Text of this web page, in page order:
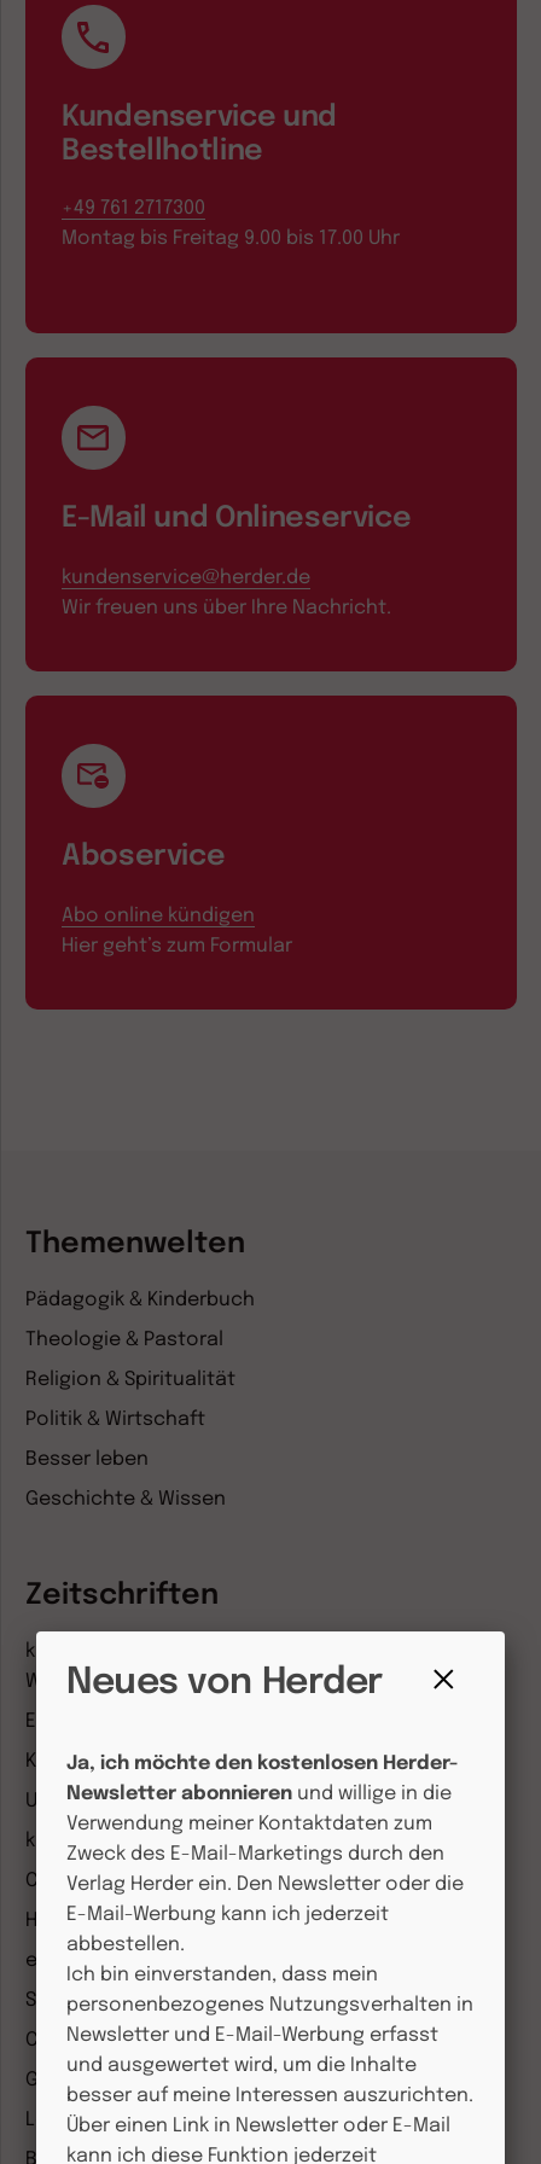
Kundenservice und
Bestellhotline
+49 761 2717300
Montag bis Freitag 9.00 bis 17.00 Uhr
E-Mail und Onlineservice
kundenservice@herder.de
Wir freuen uns über Ihre Nachricht.
Aboservice
Abo online kündigen
Hier geht’s zum Formular
Themenwelten
Pädagogik & Kinderbuch
Theologie & Pastoral
Religion & Spiritualität
Politik & Wirtschaft
Besser leben
Geschichte & Wissen
Zeitschriften
kindergarten heute Fachmagazin, Leitungsheft &
Wenn Eltern Rat suchen
Entdeckungskiste
Kleinstkinder in Kita und Tagespflege
Unser Ganztag
kizz Elternwelt
CHRIST IN DER GEGENWART
Herder Korrespondenz
einfach leben
Stimmen der Zeit
COMMUNIO
Gemeinsam Glauben
Lebensspuren
Bibel lesen
Neues von Herder
Ja, ich möchte den kostenlosen Herder-
Newsletter abonnieren und willige in die
Verwendung meiner Kontaktdaten zum
Zweck des E-Mail-Marketings durch den
Verlag Herder ein. Den Newsletter oder die
E-Mail-Werbung kann ich jederzeit
abbestellen.
Ich bin einverstanden, dass mein
personenbezogenes Nutzungsverhalten in
Newsletter und E-Mail-Werbung erfasst
und ausgewertet wird, um die Inhalte
besser auf meine Interessen auszurichten.
Über einen Link in Newsletter oder E-Mail
kann ich diese Funktion jederzeit